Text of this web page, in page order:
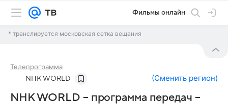
Фильмы онлайн
* транслируется московская сетка вещания
Телепрограмма
NHK WORLD (Сменить регион)
NHK WORLD – программа передач –